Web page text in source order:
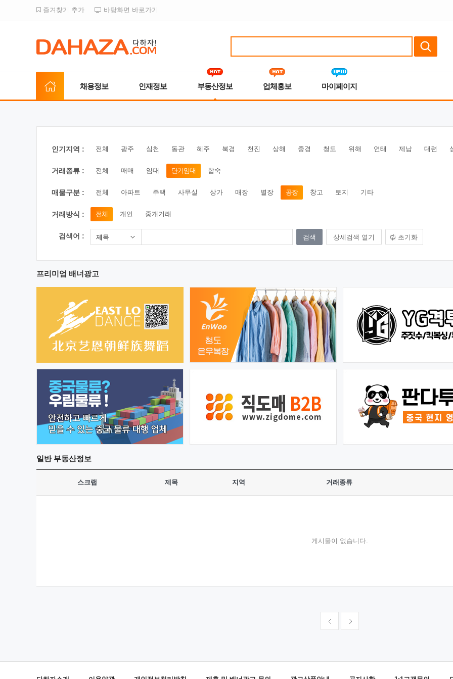
즐겨찾기 추가 바탕화면 바로가기
채용정보 인재정보 부동산정보 업체홍보 마이페이지
인기지역 : 전체 광주 심천 동관 혜주 북경 천진 상해 중경 청도 위해 연태 제남 대련
거래종류 : 전체 매매 임대 단기임대 합숙
매물구분 : 전체 아파트 주택 사무실 상가 매장 별장 공장 창고 토지 기타
거래방식 : 전체 개인 중개거래
검색어 : 제목 상세검색 열기 초기화
프리미엄 배너광고
일반부동산정보
스크랩 제목 지역 거래종류
게시물이 없습니다.